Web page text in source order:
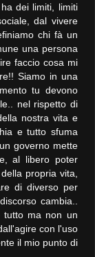
dei limiti, limiti
dal vivere
chi fà un
una persona
faccio cosa mi
Siamo in una
tu devono
nel rispetto di
nostra vita e
e tutto sfuma
governo mette
al libero poter
propria vita,
di diverso per
cambia..
tutto ma non un
con l'uso
il mio punto di